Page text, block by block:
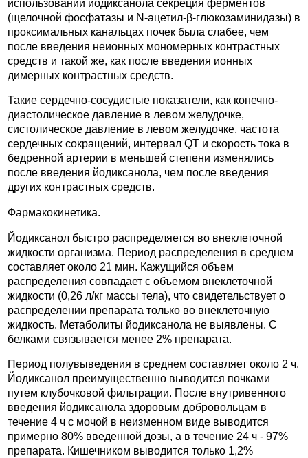
использовании йодиксанола секреция ферментов
(щелочной фосфатазы и N-ацетил-β-глюкозаминидазы) в
проксимальных канальцах почек была слабее, чем
после введения неионных мономерных контрастных
средств и такой же, как после введения ионных
димерных контрастных средств.
Такие сердечно-сосудистые показатели, как конечно-
диастолическое давление в левом желудочке,
систолическое давление в левом желудочке, частота
сердечных сокращений, интервал QT и скорость тока в
бедренной артерии в меньшей степени изменялись
после введения йодиксанола, чем после введения
других контрастных средств.
Фармакокинетика.
Йодиксанол быстро распределяется во внеклеточной
жидкости организма. Период распределения в среднем
составляет около 21 мин. Кажущийся объем
распределения совпадает с объемом внеклеточной
жидкости (0,26 л/кг массы тела), что свидетельствует о
распределении препарата только во внеклеточную
жидкость. Метаболиты йодиксанола не выявлены. С
белками связывается менее 2% препарата.
Период полувыведения в среднем составляет около 2 ч.
Йодиксанол преимущественно выводится почками
путем клубочковой фильтрации. После внутривенного
введения йодиксанола здоровым добровольцам в
течение 4 ч с мочой в неизменном виде выводится
примерно 80% введенной дозы, а в течение 24 ч - 97%
препарата. Кишечником выводится только 1,2%